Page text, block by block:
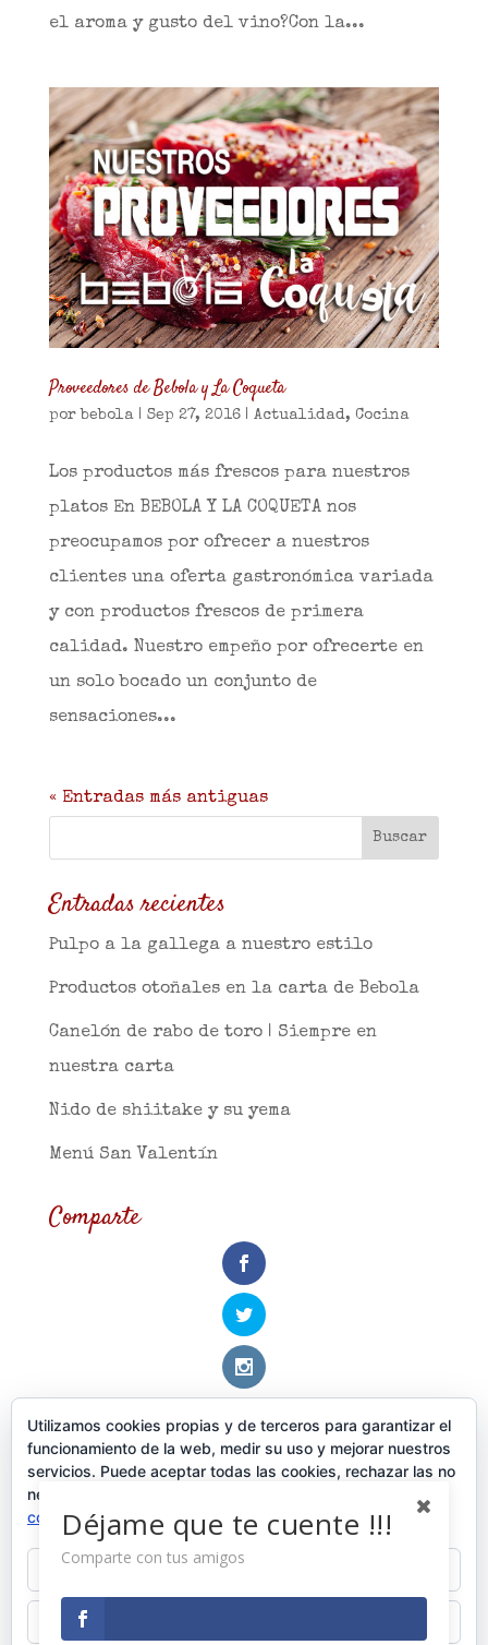
el aroma y gusto del vino?Con la...
Proveedores de Bebola y La Coqueta
por bebola| Sep 27, 2016| Actualidad, Cocina
Los productos más frescos para nuestros
platos En BEBOLA Y LA COQUETA nos
preocupamos por ofrecer a nuestros
clientes una oferta gastronómica variada
y con productos frescos de primera
calidad. Nuestro empeño por ofrecerte en
un solo bocado un conjunto de
sensaciones...
« Entradas más antiguas
Entradas recientes
Pulpo a la gallega a nuestro estilo
Productos otoñales en la carta de Bebola
Canelón de rabo de toro | Siempre en
nuestra carta
Nido de shiitake y su yema
Menú San Valentín
Comparte
Categorías
Cocina
Recetas
Déjame que te cuente !!!
Comparte con tus amigos
Utilizamos cookies propias y de terceros para garantizar el
funcionamiento de la web, medir su uso y mejorar nuestros
servicios. Puede aceptar todas las cookies, rechazar las no
necesarias o configurar sus preferencias.
cookies
Aceptar todo